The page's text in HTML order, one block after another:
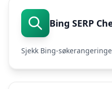
Bing SERP
Sjekk Bing-